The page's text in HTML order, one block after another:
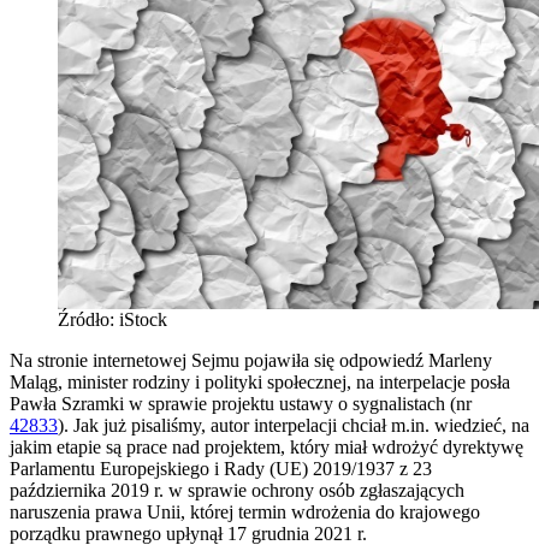
Źródło: iStock
Na stronie internetowej Sejmu pojawiła się odpowiedź Marleny
Maląg, minister rodziny i polityki społecznej, na interpelacje posła
Pawła Szramki w sprawie projektu ustawy o sygnalistach (nr
42833). Jak już pisaliśmy, autor interpelacji chciał m.in. wiedzieć, na
jakim etapie są prace nad projektem, który miał wdrożyć dyrektywę
Parlamentu Europejskiego i Rady (UE) 2019/1937 z 23
października 2019 r. w sprawie ochrony osób zgłaszających
naruszenia prawa Unii, której termin wdrożenia do krajowego
porządku prawnego upłynął 17 grudnia 2021 r.